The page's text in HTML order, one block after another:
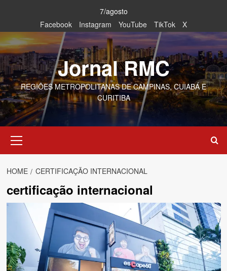
content
7/agosto
Facebook
Instagram YouTube TikTok X
Jornal RMC
REGIÕES METROPOLITANAS DE CAMPINAS, CUIABÁ E
CURITIBA
Menu
HOME CERTIFICAÇÃO INTERNACIONAL
certificação internacional